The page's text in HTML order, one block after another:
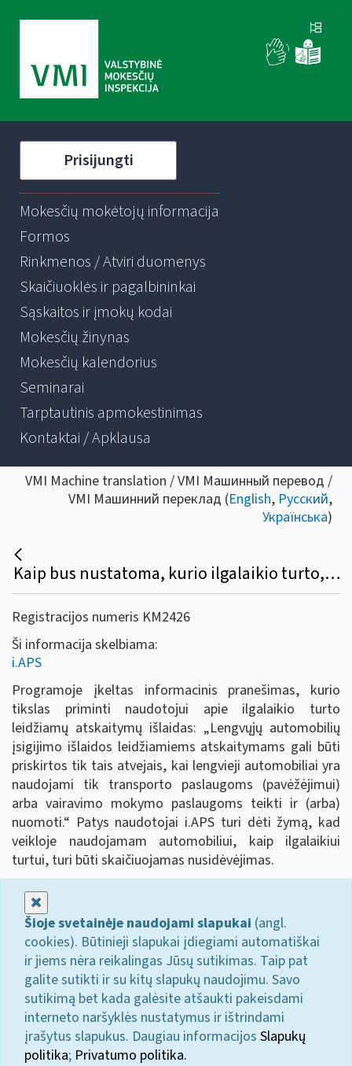
Prisijungti
Mokesčių mokėtojų informacija
Formos
Rinkmenos / Atviri duomenys
Skaičiuoklės ir pagalbininkai
Sąskaitos ir įmokų kodai
Mokesčių žinynas
Mokesčių kalendorius
Seminarai
Tarptautinis apmokestinimas
Kontaktai / Apklausa
VMI Machine translation / VMI Машинный перевод /
VMI Машинний переклад (English, Русский,
Українська)
Kaip bus nustatoma, kurio ilgalaikio turto, nurodyto FR0457 formoje, bus skaičiuojamas nusidėvėjimas, o kurio (pvz., lengvojo automobilio, naudojamo advokato veikloje) neskaičiuojamas (nepriskiriamas leidžiamiems atskaitymams)?
Registracijos numeris KM2426
Ši informacija skelbiama:
i.APS
Programoje įkeltas informacinis pranešimas, kurio
tikslas priminti naudotojui apie ilgalaikio turto
leidžiamų atskaitymų išlaidas: „Lengvųjų automobilių
įsigijimo išlaidos leidžiamiems atskaitymams gali būti
priskirtos tik tais atvejais, kai lengvieji automobiliai yra
naudojami tik transporto paslaugoms (pavėžėjimui)
arba vairavimo mokymo paslaugoms teikti ir (arba)
nuomoti.“ Patys naudotojai i.APS turi dėti žymą, kad
veikloje naudojamam automobiliui, kaip ilgalaikiui
turtui, turi būti skaičiuojamas nusidėvėjimas.
Šioje svetainėje naudojami slapukai (angl.
cookies). Būtinieji slapukai įdiegiami automatiškai
ir jiems nėra reikalingas Jūsų sutikimas. Taip pat
galite sutikti ir su kitų slapukų naudojimu. Savo
sutikimą bet kada galėsite atšaukti pakeisdami
interneto naršyklės nustatymus ir ištrindami
įrašytus slapukus. Daugiau informacijos Slapukų
politika; Privatumo politika.